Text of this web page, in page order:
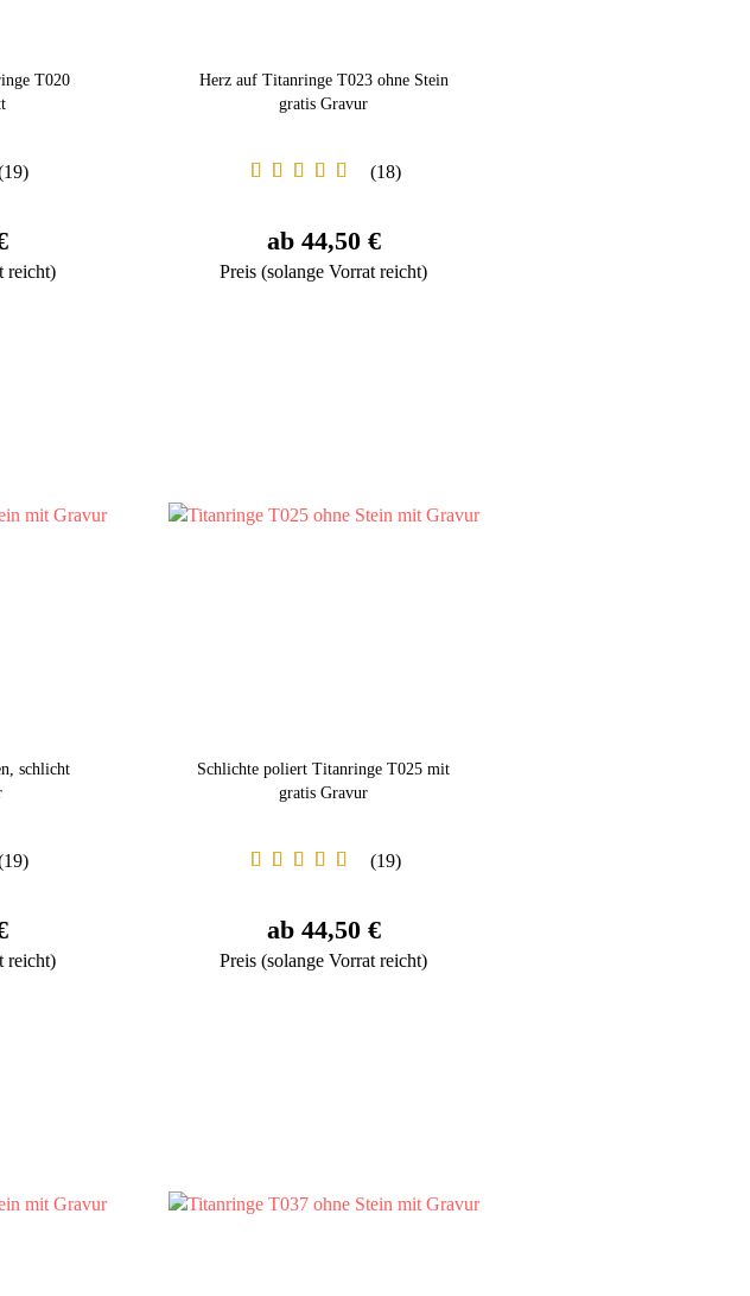
T020
19
reicht)
Herz auf Titanringe T023 ohne Stein
gratis Gravur
18
ab 44,50 €
Preis (solange Vorrat reicht)
schlicht
19
reicht)
Schlichte poliert Titanringe T025 mit
gratis Gravur
19
ab 44,50 €
Preis (solange Vorrat reicht)